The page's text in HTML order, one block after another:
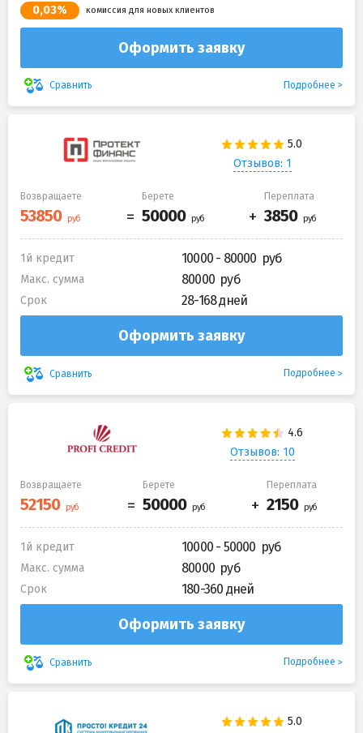
0,03% комиссия для новых клиентов
Оформить заявку
Сравнить Подробнее
Отзывов: 1
Возвращаете Берете Переплата
1й кредит 10000 - 80000
Макс. сумма 80000
Срок 28-168 дней
Оформить заявку
Сравнить Подробнее
Отзывов: 10
Возвращаете Берете Переплата
1й кредит 10000 - 50000
Макс. сумма 80000
Срок 180-360 дней
Оформить заявку
Сравнить Подробнее